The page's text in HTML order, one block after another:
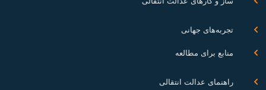
تجربه‌های جهانی
منابع برای مطالعه
راهنمای عدالت انتقالی